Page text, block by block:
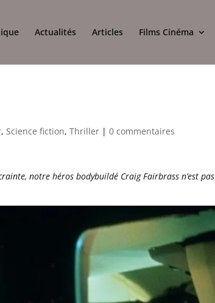
Actualités Articles Films Cinéma
,Science fiction,Thriller |0 commentaires
notre héros bodybuildé Craig Fairbrass n’est pas